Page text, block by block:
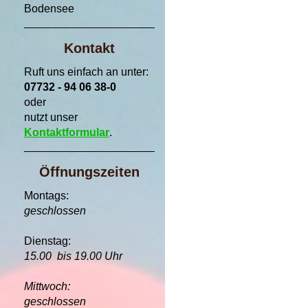
Bodensee
Kontakt
Ruft uns einfach an unter:
07732 - 94 06 38-0
oder
nutzt unser
Kontaktformular.
Öffnungszeiten
Montags:
geschlossen
Dienstag:
15.00 bis 19.00 Uhr
Mittwoch:
geschlossen